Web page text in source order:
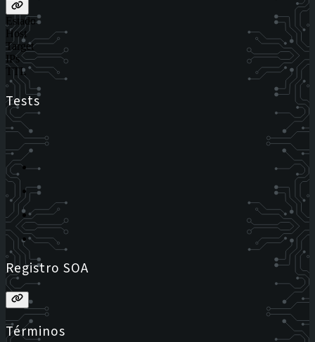
Estado
Host
Target
IPs
TTL
Tests
Registro SOA
Términos